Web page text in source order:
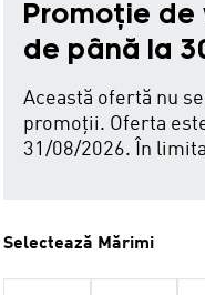
Promoție de
de până la
Această ofertă nu
promoții. Oferta
31/08/2026. În
Selectează Mărimi